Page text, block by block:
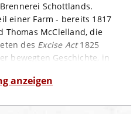
Schottlands.
einer Farm - bereits 1817
Thomas McClelland, die
des Excise Act1825
bewegten Geschichte, in
Unternehmer und
Umbau- und
anzeigen